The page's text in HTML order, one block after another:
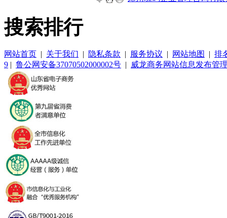
搜索排行
网站首页 | 关于我们 | 隐私条款 | 服务协议 | 网站地图 | 排
9 | 鲁公网安备37070502000002号 | 威龙商务网站信息发布管